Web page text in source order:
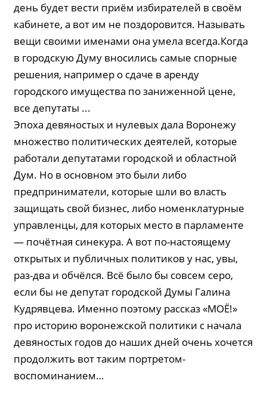
день будет вести приём избирателей в своём
кабинете, а вот им не поздоровится. Называть
вещи своими именами она умела всегда.Когда
в городскую Думу вносились самые спорные
решения, например о сдаче в аренду
городского имущества по заниженной цене,
все депутаты ...
Эпоха девяностых и нулевых дала Воронежу
множество политических деятелей, которые
работали депутатами городской и областной
Дум. Но в основном это были либо
предприниматели, которые шли во власть
защищать свой бизнес, либо номенклатурные
управленцы, для которых место в парламенте
— почётная синекура. А вот по-настоящему
открытых и публичных политиков у нас, увы,
раз-два и обчёлся. Всё было бы совсем серо,
если бы не депутат городской Думы Галина
Кудрявцева. Именно поэтому рассказ «МОЁ!»
про историю воронежской политики с начала
девяностых годов до наших дней очень хочется
продолжить вот таким портретом-
воспоминанием…